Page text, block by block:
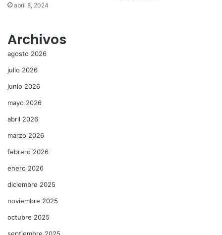
abril 8, 2024
Archivos
agosto 2026
julio 2026
junio 2026
mayo 2026
abril 2026
marzo 2026
febrero 2026
enero 2026
diciembre 2025
noviembre 2025
octubre 2025
septiembre 2025